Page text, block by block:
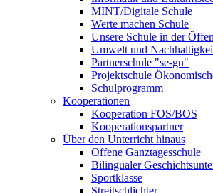
MINT/Digitale Schule
Werte machen Schule
Unsere Schule in der
Umwelt und
Partnerschule "se-gu"
Projektschule
Schulprogramm
Kooperationen
Kooperation FOS/BOS
Kooperationspartner
Über den Unterricht hinaus
Offene Ganztagesschule
Bilingualer
Sportklasse
Streitschlichter